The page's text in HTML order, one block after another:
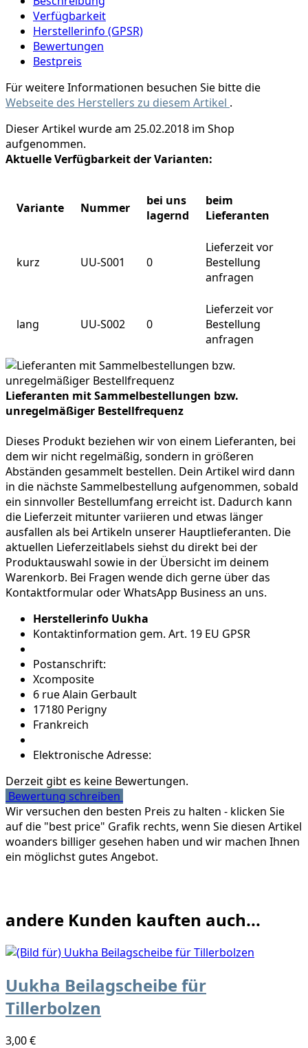
Verfügbarkeit
Herstellerinfo (GPSR)
Bewertungen
Bestpreis
Für weitere Informationen besuchen Sie bitte die
Webseite des Herstellers zu diesem Artikel .
Dieser Artikel wurde am 25.02.2018 im Shop
aufgenommen.
Aktuelle Verfügbarkeit der Varianten:
Variante Nummer
bei uns
lagernd
beim
Lieferanten
kurz UU-S001 0
Lieferzeit vor
Bestellung
anfragen
lang UU-S002 0
Lieferzeit vor
Bestellung
anfragen
Lieferanten mit Sammelbestellungen bzw.
unregelmäßiger Bestellfrequenz
Dieses Produkt beziehen wir von einem Lieferanten, bei
dem wir nicht regelmäßig, sondern in größeren
Abständen gesammelt bestellen. Dein Artikel wird dann
in die nächste Sammelbestellung aufgenommen, sobald
ein sinnvoller Bestellumfang erreicht ist. Dadurch kann
die Lieferzeit mitunter variieren und etwas länger
ausfallen als bei Artikeln unserer Hauptlieferanten. Die
aktuellen Lieferzeitlabels siehst du direkt bei der
Produktauswahl sowie in der Übersicht im deinem
Warenkorb. Bei Fragen wende dich gerne über das
Kontaktformular oder WhatsApp Business an uns.
Herstellerinfo Uukha
Kontaktinformation gem. Art. 19 EU GPSR
Postanschrift:
Xcomposite
6 rue Alain Gerbault
17180 Perigny
Frankreich
Elektronische Adresse:
Derzeit gibt es keine Bewertungen.
Bewertung schreiben
Wir versuchen den besten Preis zu halten - klicken Sie
auf die "best price" Grafik rechts, wenn Sie diesen Artikel
woanders billiger gesehen haben und wir machen Ihnen
ein möglichst gutes Angebot.
andere Kunden kauften auch...
Uukha Beilagscheibe für
Tillerbolzen
3,00 €